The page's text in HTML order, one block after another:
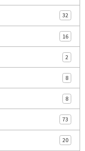
32
16
2
8
8
73
20